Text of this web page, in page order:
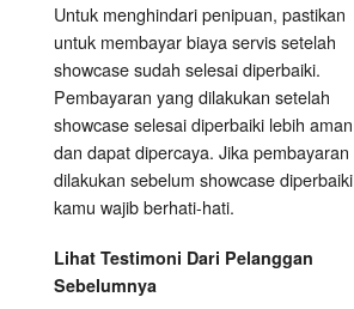
Untuk menghindari penipuan, pastikan
untuk membayar biaya servis setelah
showcase sudah selesai diperbaiki.
Pembayaran yang dilakukan setelah
showcase selesai diperbaiki lebih aman
dan dapat dipercaya. Jika pembayaran
dilakukan sebelum showcase diperbaiki
kamu wajib berhati-hati.
Lihat Testimoni Dari Pelanggan
Sebelumnya